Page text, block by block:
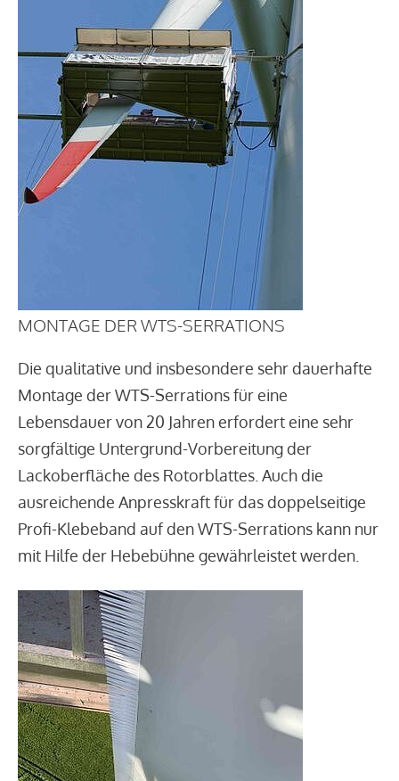
MONTAGE DER WTS-SERRATIONS
Die qualitative und insbesondere sehr dauerhafte
Montage der WTS-Serrations für eine
Lebensdauer von 20 Jahren erfordert eine sehr
sorgfältige Untergrund-Vorbereitung der
Lackoberfläche des Rotorblattes. Auch die
ausreichende Anpresskraft für das doppelseitige
Profi-Klebeband auf den WTS-Serrations kann nur
mit Hilfe der Hebebühne gewährleistet werden.